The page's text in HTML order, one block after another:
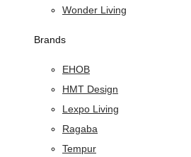
Wonder Living
Brands
EHOB
HMT Design
Lexpo Living
Ragaba
Tempur